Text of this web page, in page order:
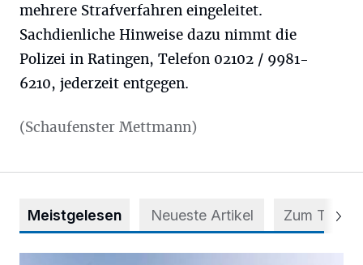
mehrere Strafverfahren eingeleitet.
Sachdienliche Hinweise dazu nimmt die
Polizei in Ratingen, Telefon 02102 / 9981-
6210, jederzeit entgegen.
(Schaufenster Mettmann)
Meistgelesen Neueste Artikel Zum Thema